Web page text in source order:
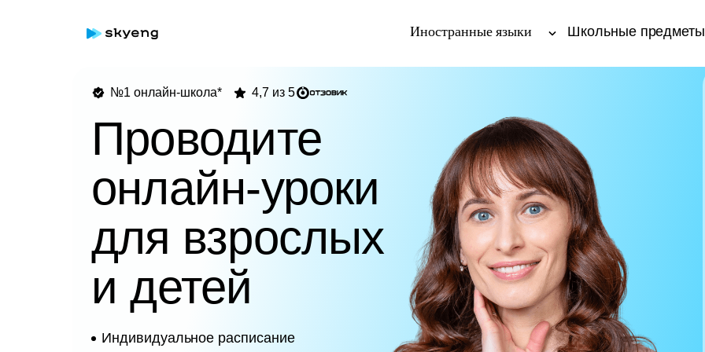
Иностранные языки Школьные предметы
№1 онлайн-школа*
Индивидуальное расписание
4,7 из 5
Проводите
онлайн-уроки
для взрослых
и детей